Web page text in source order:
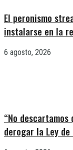
El peronismo
instalarse en la
6 agosto, 2026
“No
derogar la Ley